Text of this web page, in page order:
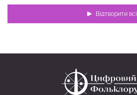
Відтворити всі